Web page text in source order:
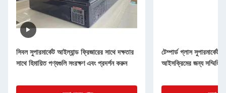
সিবল সুপারমার্কেট আইল্যান্ড ফ্রিজারের সাথে দক্ষতার
সাথে হিমায়িত পণ্যগুলি সংরক্ষণ এবং প্রদর্শন করুন
টেম্পার্ড গ্লাস সুপারমার্কেট
আইসক্রিমের জন্য